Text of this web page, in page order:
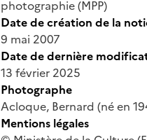
photographie (MPP)
Date de création de la
9 mai 2007
Date de dernière
13 février 2025
Photographe
Acloque, Bernard (né en
Mentions légales